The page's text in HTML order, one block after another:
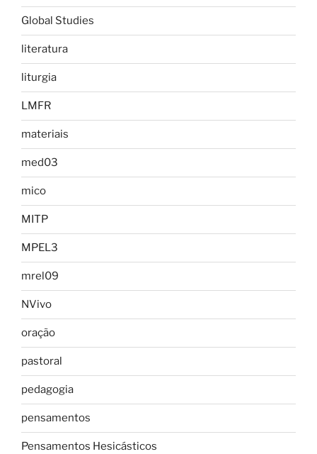
Global Studies
literatura
liturgia
LMFR
materiais
med03
mico
MITP
MPEL3
mrel09
NVivo
oração
pastoral
pedagogia
pensamentos
Pensamentos Hesicásticos